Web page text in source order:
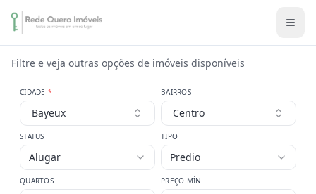
Filtre e veja outras opções de imóveis disponíveis
CIDADE *
Bayeux
BAIRROS
Centro
STATUS
Alugar
TIPO
Predio
QUARTOS PREÇO MÍN